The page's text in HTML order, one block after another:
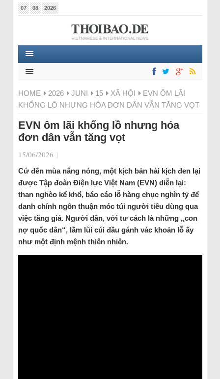
07 08 2026
HOME 2026 JUNI 15 XÃ HỘI
EVN ÔM LÃI
KHỔNG LỒ NHƯNG HÓA ĐƠN DÂN VẪN TĂNG VỌT
EVN ôm lãi khổng lồ nhưng hóa
đơn dân vẫn tăng vọt
15/06/2026 |
Cứ đến mùa nắng nóng, một kịch bản hài kịch đen lại
được Tập đoàn Điện lực Việt Nam (EVN) diễn lại:
than nghèo kể khổ, báo cáo lỗ hàng chục nghìn tỷ để
danh chính ngôn thuận móc túi người tiêu dùng qua
việc tăng giá. Người dân, với tư cách là những „con
nợ quốc dân“, lầm lũi cúi đầu gánh vác khoản lỗ ấy
như một định mệnh thiên nhiên.